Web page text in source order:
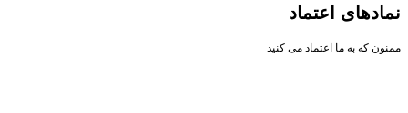
نمادهای اعتماد
ممنون که به ما اعتماد می کنید